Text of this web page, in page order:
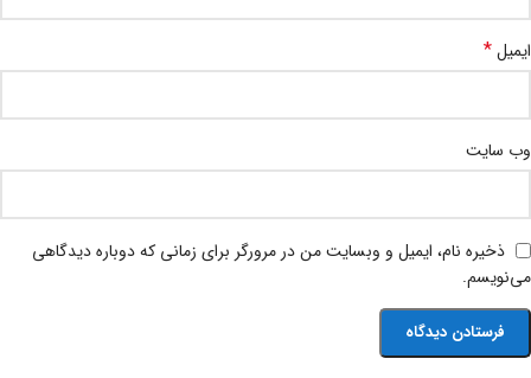
ایمیل*
وب‌ سایت
ذخیره نام، ایمیل و وبسایت من در مرورگر برای زمانی که دوباره دیدگاهی
می‌نویسم.